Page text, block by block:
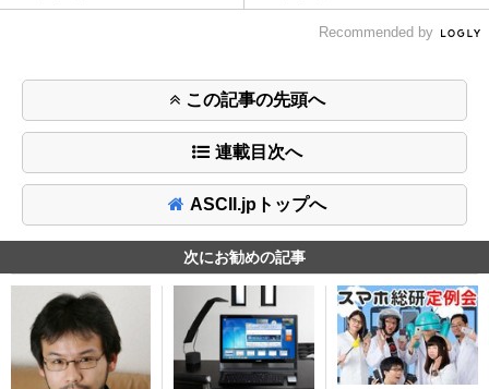
Recommended by
この記事の先頭へ
連載目次へ
ASCII.jpトップへ
次にお勧めの記事